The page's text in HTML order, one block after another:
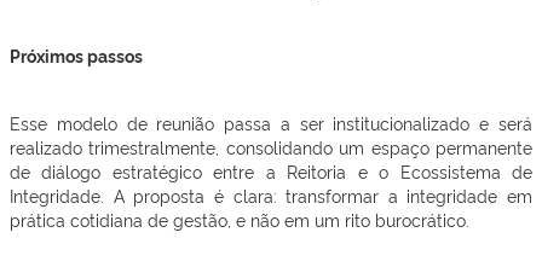
Próximos passos
Esse modelo de reunião passa a ser institucionalizado e será
realizado trimestralmente, consolidando um espaço permanente
de diálogo estratégico entre a Reitoria e o Ecossistema de
Integridade. A proposta é clara: transformar a integridade em
prática cotidiana de gestão, e não em um rito burocrático.